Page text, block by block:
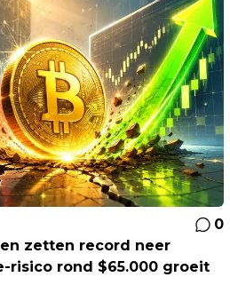
0
zetten record neer
risico rond $65.000 groeit